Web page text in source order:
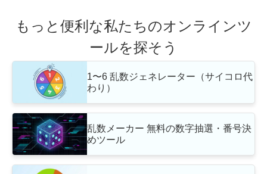
もっと便利な私たちのオンラインツ
ールを探そう
1〜6 乱数ジェネレーター（サイコロ代
わり）
乱数メーカー 無料の数字抽選・番号決
めツール